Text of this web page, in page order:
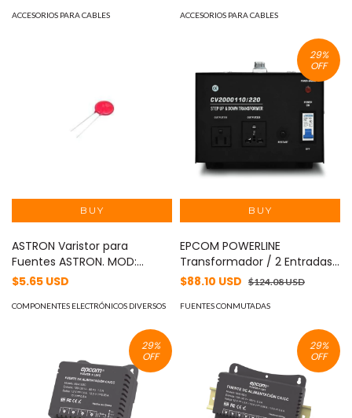
0200
ACCESORIOS PARA CABLES
0200
ACCESORIOS PARA CABLES
ASTRON Varistor para
Fuentes ASTRON. MOD:
V150LA10
$5.65 USD
COMPONENTES ELECTRÓNICOS DIVERSOS
29%
OFF
EPCOM POWERLINE
Transformador / 2 Entradas
Seleccionables : 110 o 220
Seleccionables : 110 o 220
$88.10 USD $124.08 USD
FUENTES CONMUTADAS
29%
OFF
29%
OFF